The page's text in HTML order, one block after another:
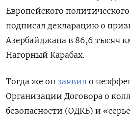
Европейского
подписал декларацию о
Азербайджана в 86,6 тысяч
Нагорный Карабах.
Тогда же он заявил о
Организации Договора о
безопасности (ОДКБ) и